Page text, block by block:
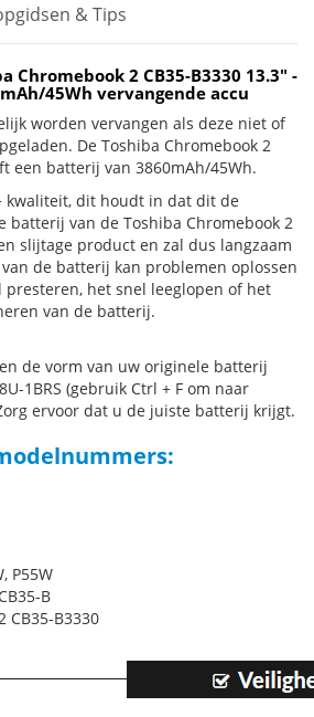
& Tips
Chromebook 2 CB35-B3330 13.3" -
45Wh vervangende accu
worden vervangen als deze niet of
De Toshiba Chromebook 2
een batterij van 3860mAh/45Wh.
kwaliteit, dit houdt in dat dit de
batterij van de Toshiba Chromebook 2
slijtage product en zal dus langzaam
de batterij kan problemen oplossen
het snel leeglopen of het
van de batterij.
de vorm van uw originele batterij
1BRS (gebruik Ctrl + F om naar
ervoor dat u de juiste batterij krijgt.
P55W
B
CB35-B3330